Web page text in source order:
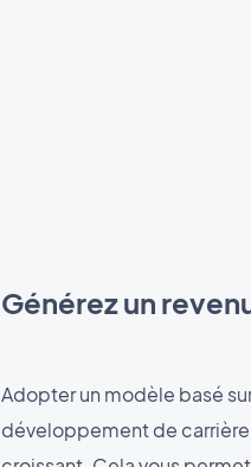
Générez un
Adopter un modèle basé
développement de carrière